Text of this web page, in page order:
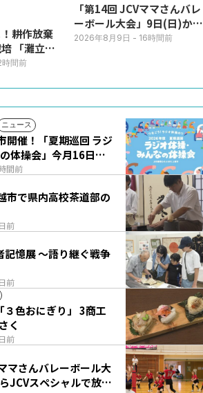
耕作放棄
「灘立そ
時間前
「第14回 JCVママさんバレ
ーボール大会」9日(日)から
JCVスペシャルで放送！
2026年8月9日 - 16時間前
ニュース
間前
開催！「夏期巡回 ラジ
体操会」今月16日
前
市で県内高校茶道部の
前
記憶展 ～語り継ぐ戦争
前
３色おにぎり」 3商工
く
マさんバレーボール大
JCVスペシャルで放